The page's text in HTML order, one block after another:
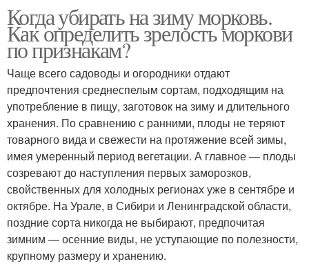
Когда убирать на зиму морковь.
Как определить зрелость моркови
по признакам?
Чаще всего садоводы и огородники отдают
предпочтения среднеспелым сортам, подходящим на
употребление в пищу, заготовок на зиму и длительного
хранения. По сравнению с ранними, плоды не теряют
товарного вида и свежести на протяжение всей зимы,
имея умеренный период вегетации. А главное — плоды
созревают до наступления первых заморозков,
свойственных для холодных регионах уже в сентябре и
октябре. На Урале, в Сибири и Ленинградской области,
поздние сорта никогда не выбирают, предпочитая
зимним — осенние виды, не уступающие по полезности,
крупному размеру и хранению.